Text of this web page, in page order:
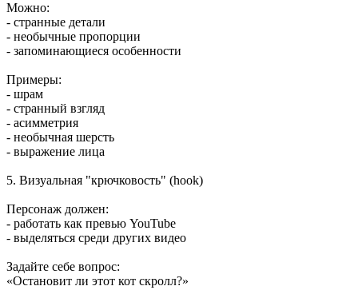
Можно:
- странные детали
- необычные пропорции
- запоминающиеся особенности
Примеры:
- шрам
- странный взгляд
- асимметрия
- необычная шерсть
- выражение лица
5. Визуальная "крючковость" (hook)
Персонаж должен:
- работать как превью YouTube
- выделяться среди других видео
Задайте себе вопрос:
«Остановит ли этот кот скролл?»